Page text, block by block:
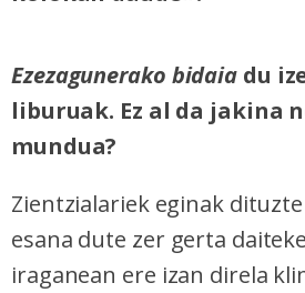
Ezezagunerako bidaia du
liburuak. Ez al da jakina
mundua?
Zientzialariek eginak
esana dute zer gerta
iraganean ere izan direla